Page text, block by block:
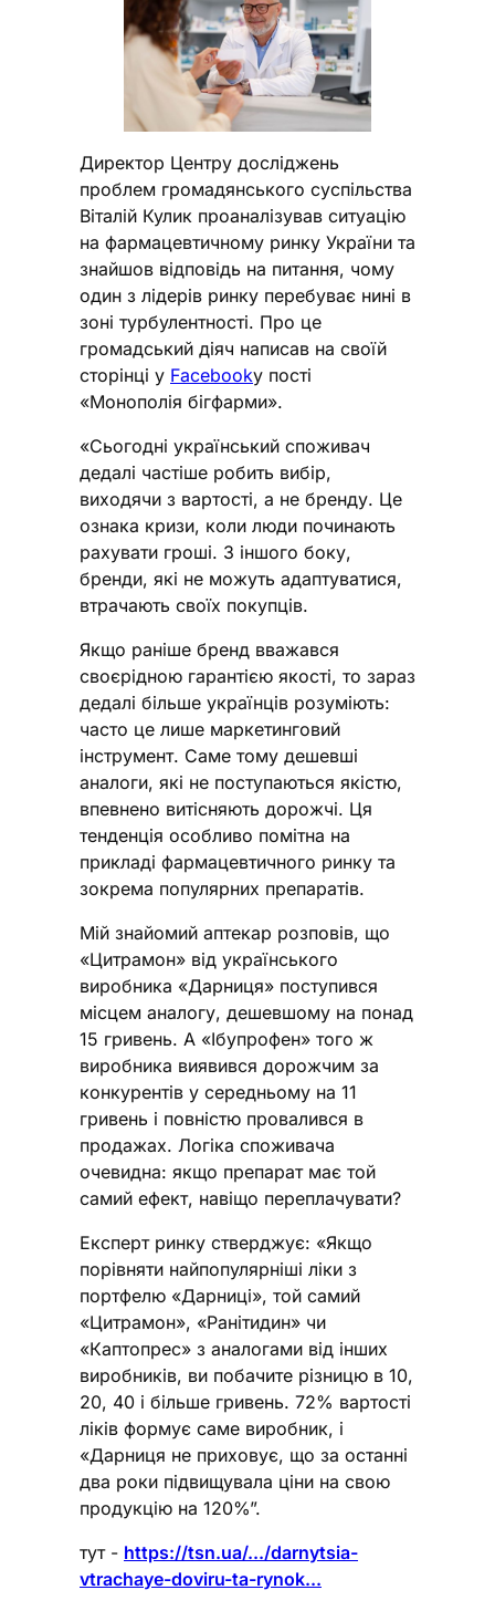
Директор Центру досліджень
проблем громадянського суспільства
Віталій Кулик проаналізував ситуацію
на фармацевтичному ринку України та
знайшов відповідь на питання, чому
один з лідерів ринку перебуває нині в
зоні турбулентності. Про це
громадський діяч написав на своїй
сторінці у Facebookу пості
«Монополія бігфарми».
«Сьогодні український споживач
дедалі частіше робить вибір,
виходячи з вартості, а не бренду. Це
ознака кризи, коли люди починають
рахувати гроші. З іншого боку,
бренди, які не можуть адаптуватися,
втрачають своїх покупців.
Якщо раніше бренд вважався
своєрідною гарантією якості, то зараз
дедалі більше українців розуміють:
часто це лише маркетинговий
інструмент. Саме тому дешевші
аналоги, які не поступаються якістю,
впевнено витісняють дорожчі. Ця
тенденція особливо помітна на
прикладі фармацевтичного ринку та
зокрема популярних препаратів.
Мій знайомий аптекар розповів, що
«Цитрамон» від українського
виробника «Дарниця» поступився
місцем аналогу, дешевшому на понад
15 гривень. А «Ібупрофен» того ж
виробника виявився дорожчим за
конкурентів у середньому на 11
гривень і повністю провалився в
продажах. Логіка споживача
очевидна: якщо препарат має той
самий ефект, навіщо переплачувати?
Експерт ринку стверджує: «Якщо
порівняти найпопулярніші ліки з
портфелю «Дарниці», той самий
«Цитрамон», «Ранітидин» чи
«Каптопрес» з аналогами від інших
виробників, ви побачите різницю в 10,
20, 40 і більше гривень. 72% вартості
ліків формує саме виробник, і
«Дарниця не приховує, що за останні
два роки підвищувала ціни на свою
продукцію на 120%”.
тут - https://tsn.ua/.../darnytsia-
vtrachaye-doviru-ta-rynok...